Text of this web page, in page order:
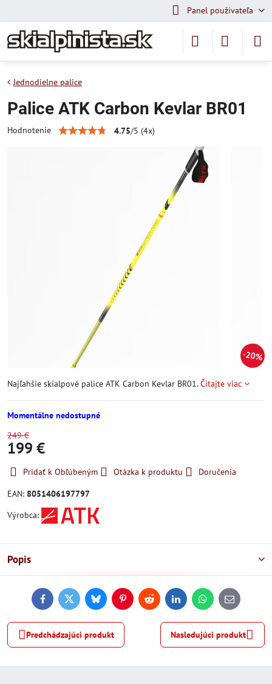
Panel používateľa
20%
Jednodielne palice
Palice ATK Carbon Kevlar BR01
Hodnotenie 4.75/5 (4x)
Najľahšie skialpové palice ATK Carbon Kevlar BR01.Čítajte viac
Momentálne nedostupné
249 €
199 €
Pridať k Obľúbeným Otázka k produktu
Doručenia
EAN: 8051406197797
Výrobca:
Popis
FacebookTwitterBlueskyPinterestReddit LinkedInWhatsApp
E-
mail
Predchádzajúci produkt Nasledujúci produkt